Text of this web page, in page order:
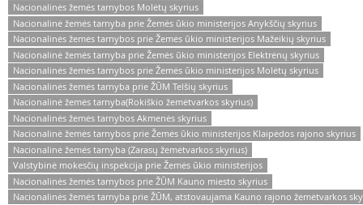
Nacionalinės žemės tarnybos Molėtų skyrius
Nacionalinė žemės tarnyba prie Žemės ūkio ministerijos Anykščių skyrius
Nacionalinės žemės tarnybos prie Žemės ūkio ministerijos Mažeikių skyrius
Nacionalinė žemės tarnyba prie Žemės ūkio ministerijos Elektrėnų skyrius
Nacionalinės žemės tarnybos prie Žemės ūkio ministerijos Molėtų skyrius
Nacionalinės žemės tarnyba prie ŽŪM Telšių skyrius
Nacionalinė žemės tarnyba(Rokiškio žemėtvarkos skyrius)
Nacionalinės žemės tarnybos Akmenės skyrius
Nacionalinė žemės tarnybos prie Žemės ūkio ministerijos Klaipėdos rajono skyrius
Nacionalinė žemės tarnyba (Zarasų žemėtvarkos skyrius)
Valstybinė mokesčių inspekcija prie Žemės ūkio ministerijos
Nacionalinės žemės tarnybos prie ŽŪM Kauno miesto skyrius
Nacionalinės žemės tarnyba prie ŽŪM, atstovaujama Kauno rajono žemėtvarkos